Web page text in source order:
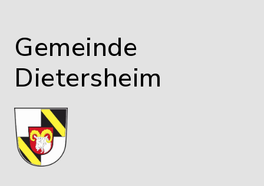
Gemeinde
Dietersheim